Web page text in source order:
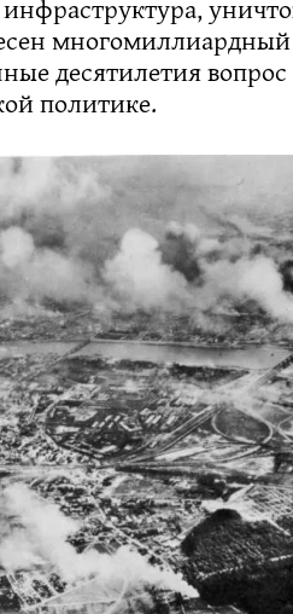
многомиллиардный
десятилетия
политике.